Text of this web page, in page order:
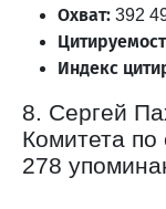
Охват: 392
Индекс
8. Сергей
Комитета
278